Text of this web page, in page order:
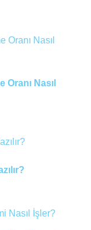
Nasıl